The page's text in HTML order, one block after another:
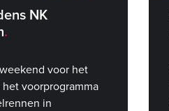
NK
voor het
voorprogramma
in